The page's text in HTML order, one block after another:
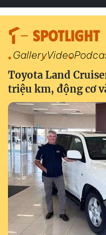
SPOTLIGHT
GalleryVideo
Toyota Land
triệu km, động cơ